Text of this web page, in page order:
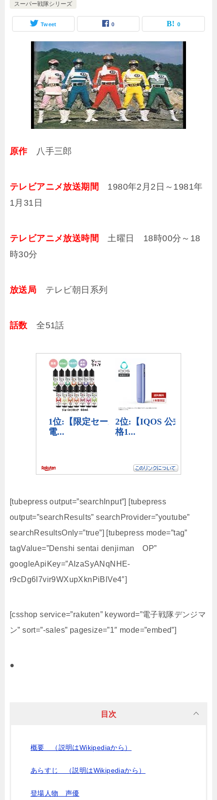
スーパー戦隊シリーズ
Tweet 0 0
原作八手三郎
テレビアニメ放送期間 1980年2月2日～1981年
1月31日
テレビアニメ放送時間 土曜日 18時00分～18
時30分
放送局 テレビ朝日系列
話数 全51話
[tubepress output=”searchInput”] [tubepress
output=”searchResults” searchProvider=”youtube”
searchResultsOnly=”true”] [tubepress mode=”tag”
tagValue=”Denshi sentai denjiman OP”
googleApiKey=”AIzaSyANqNHE-
r9cDg6I7vir9WXupXknPiBlVe4″]
[csshop service=”rakuten” keyword=”電子戦隊デンジマ
ン” sort=”-sales” pagesize=”1″ mode=”embed”]
●
目次
概要 （説明はWikipediaから）
あらすじ （説明はWikipediaから）
登場人物 声優